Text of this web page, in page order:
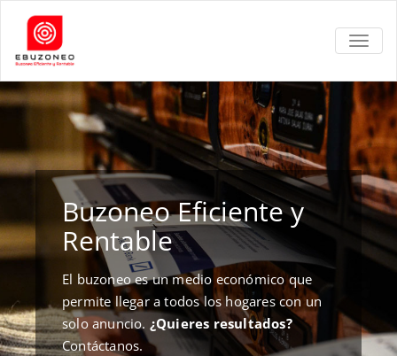
Buzoneo Eficiente y
Rentable
El buzoneo es un medio económico que
permite llegar a todos los hogares con un
solo anuncio. ¿Quieres resultados?
Contáctanos.